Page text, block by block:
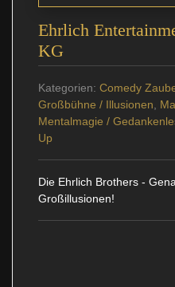
Ehrlich
KG
Kategorien: Comedy
Großbühne / Illusionen
Mentalmagie /
Up
Die Ehrlich Brothers -
Großillusionen!